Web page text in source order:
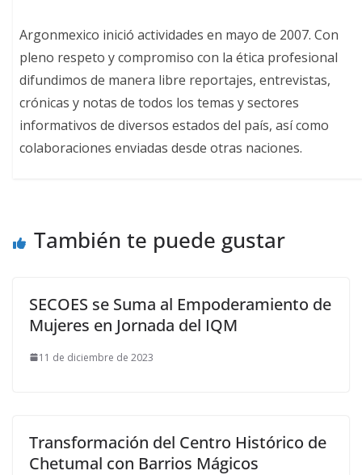
Argonmexico inició actividades en mayo de 2007. Con
pleno respeto y compromiso con la ética profesional
difundimos de manera libre reportajes, entrevistas,
crónicas y notas de todos los temas y sectores
informativos de diversos estados del país, así como
colaboraciones enviadas desde otras naciones.
También te puede gustar
SECOES se Suma al Empoderamiento de
Mujeres en Jornada del IQM
11 de diciembre de 2023
Transformación del Centro Histórico de
Chetumal con Barrios Mágicos